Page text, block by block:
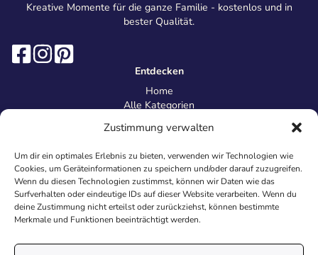
Zustimmung verwalten
Um dir ein optimales Erlebnis zu bieten, verwenden wir Technologien wie
Cookies, um Geräteinformationen zu speichern und/oder darauf zuzugreifen.
Wenn du diesen Technologien zustimmst, können wir Daten wie das
Surfverhalten oder eindeutige IDs auf dieser Website verarbeiten. Wenn du
deine Zustimmung nicht erteilst oder zurückziehst, können bestimmte
Merkmale und Funktionen beeinträchtigt werden.
Kreative Momente für die ganze Familie - kostenlos und in
bester Qualität.
Entdecken
Home
Alle Kategorien
Information
Über uns
Kontakt
Inhaltsrichtlinien
Recht & Datenschutz
Impressum
AGB